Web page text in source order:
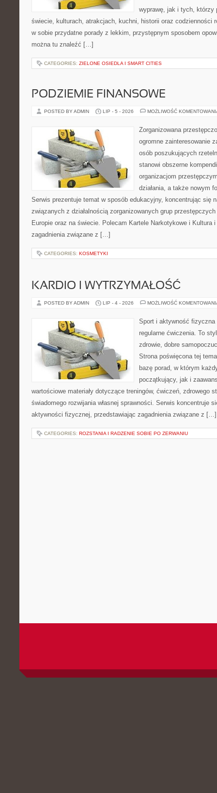
wyprawę, jak i tych, którzy
świecie, kulturach, atrakcjach, kuchni, historii oraz codzienności
w sobie przydatne porady z lekkim, przystępnym sposobem
można tu znaleźć […]
CATEGORIES: ZIELONE OSIEDLA I SMART CITIES
PODZIEMIE FINANSOWE
POSTED BY ADMIN LIP - 5 - 2026 MOŻLIWOŚĆ
Zorganizowana
ogromne zainteresowanie
osób poszukujących
stanowi obszerne
organizacjom
działania, a także nowym
Serwis prezentuje temat w sposób edukacyjny, koncentrując się
związanych z działalnością zorganizowanych grup
Europie oraz na świecie. Polecam Kartele Narkotykowe i Kultura
zagadnienia związane z […]
CATEGORIES: KOSMETYKI
KARDIO I WYTRZYMAŁOŚĆ
POSTED BY ADMIN LIP - 4 - 2026 MOŻLIWOŚĆ
Sport i aktywność
regularne ćwiczenia. To
zdrowie, dobre
Strona poświęcona tej
bazę porad, w którym
początkujący, jak i
wartościowe materiały dotyczące treningów, ćwiczeń, zdrowego
świadomego rozwijania własnej sprawności. Serwis koncentruje
aktywności fizycznej, przedstawiając zagadnienia związane z […]
CATEGORIES: ROZSTANIA I RADZENIE SOBIE PO ZERWANIU